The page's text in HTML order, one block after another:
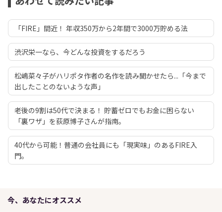
「FIRE」間近！ 年収350万から2年間で3000万貯める法
渋沢栄一なら、今どんな投資をするだろう
松嶋菜々子がハリポタ作者の名作を読み聞かせたら...「今まで
出したことのないような声」
老後の9割は50代で決まる！ 貯蓄ゼロでもお金に困らない
「裏ワザ」を荻原博子さんが指南。
40代から可能！普通の会社員にも「現実味」のあるFIRE入
門。
今、あなたにオススメ